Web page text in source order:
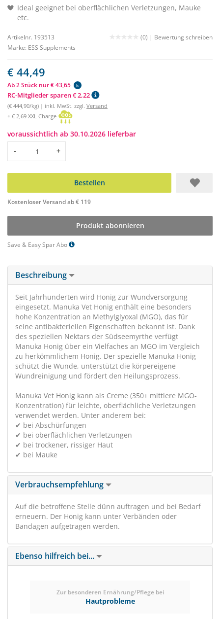
Ideal geeignet bei oberflächlichen Verletzungen, Mauke
etc.
Artikelnr. 193513 (0) | Bewertung schreiben
Marke: ESS Supplements
€ 44,49
Ab 2 Stück nur € 43,65 k
RC-Mitglieder sparen € 2,22
(€ 444,90/kg) | inkl. MwSt. zzgl. Versand
+ € 2,69 XXL Charge
voraussichtlich ab 30.10.2026 lieferbar
Menge
- +
Bestellen
Kostenloser Versand ab € 119
Produkt abonnieren
Save & Easy Spar Abo
Beschreibung
Seit Jahrhunderten wird Honig zur Wundversorgung
eingesetzt. Manuka Vet Honig enthält eine besonders
hohe Konzentration an Methylglyoxal (MGO), das für
seine antibakteriellen Eigenschaften bekannt ist. Dank
des speziellen Nektars der Südseemyrthe verfügt
Manuka Honig über ein Vielfaches an MGO im Vergleich
zu herkömmlichem Honig. Der spezielle Manuka Honig
schützt die Wunde, unterstützt die körpereigene
Wundreinigung und fördert den Heilungsprozess.
Manuka Vet Honig kann als Creme (350+ mittlere MGO-
Konzentration) für leichte, oberflächliche Verletzungen
verwendet werden. Unter anderem bei:
✔ bei Abschürfungen
✔ bei oberflächlichen Verletzungen
✔ bei trockener, rissiger Haut
✔ bei Mauke
Verbrauchsempfehlung
Auf die betroffene Stelle dünn auftragen und bei Bedarf
erneuern. Der Honig kann unter Verbänden oder
Bandagen aufgetragen werden.
Ebenso hilfreich bei...
Zur besonderen Ernährung/Pflege bei
Hautprobleme